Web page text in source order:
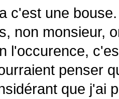
c'est une
non monsieur,
l'occurence,
penser
que j'ai